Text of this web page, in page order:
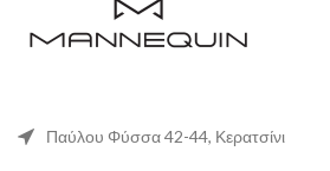
Παύλου Φύσσα 42-44, Κερατσίνι